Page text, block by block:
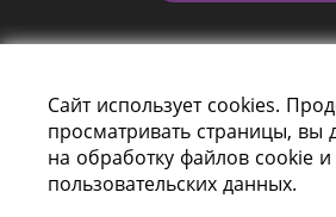
Сайт использует cookies.
просматривать страницы, вы
на обработку файлов cookie и
пользовательских данных.